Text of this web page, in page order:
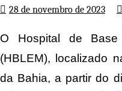
28 de novembro de 2023
O Hospital de Base
(HBLEM), localizado
da Bahia, a partir do